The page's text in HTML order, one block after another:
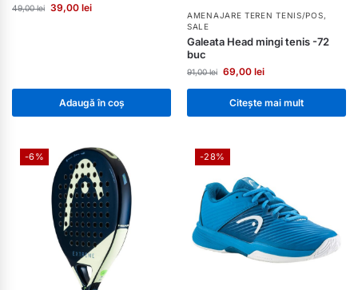
49,00lei 39,00 lei
Adaugă în coș
AMENAJARE TEREN TENIS/POS,
SALE
Galeata Head mingi tenis -72
buc
91,00lei 69,00 lei
Citește mai mult
-6% -28%